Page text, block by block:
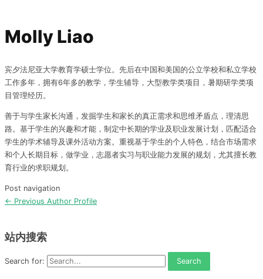
Molly Liao
宾夕法尼亚大学教育学硕士学位。先后在中国和美国的公立学校和私立学校
工作多年，拥有6年多的教学，学生辅导，大型教学类项目，暑期研学类项
目管理经历。
善于与学生家长沟通，发掘学生和家长的真正需求和思维矛盾点，理清思
路。基于学生的兴趣和才能，制定中长期的学业及职业发展计划，匹配适合
学生的学术辅导及课外活动方案。重视基于学生的个人特色，结合市场需求
和个人长期目标，做学业，志愿者实习与职业能力发展的规划，尤其擅长教
育行业的求职规划。
Post navigation
← Previous Author Profile
站内搜索
Search for: